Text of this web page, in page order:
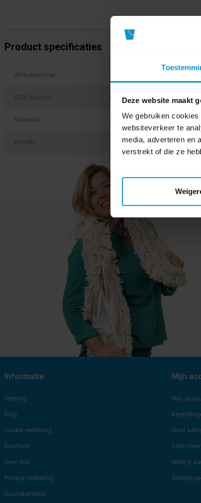
Deze website maakt
We gebruiken
websiteverkeer te
media, adverteren en
verstrekt of die ze
Product specificaties
Artikelnummer 512001
GTIN barcode 8714215039633
Materiaal Aluminium
Breedte 45 cm
Informatie
Sitemap
Blog
Cookie verklaring
Brochure
Over ons
Privacy verklaring
Duurzaamheid
Mijn
Mijn
Klant
Meld je
Sample-